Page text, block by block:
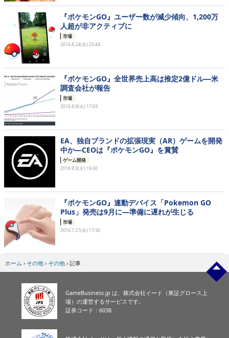
『ポケモンGO』ユーザー数が減少傾向、1,200万
人超が非アクティブに
市場
2016.8.24(水) 23:44
『ポケモンGO』全世界売上高は推定2億ドル―米
調査会社が報告
市場
2016.8.9(火) 17:03
EA、独自ブランドの拡張現実（AR）ゲームを開発
中か―CEOは『ポケモンGO』を賞賛
ゲーム開発
2016.8.3(水) 19:30
『ポケモンGO』連動デバイス「Pokemon GO
Plus」発売は9月に―準備に遅れが生じる
市場
2016.7.27(水) 17:30
ホーム › その他 › その他 › 記事
GameBusiness.jp は、株式会社イード（東証グロース上
場）の運営するサービスです。
証券コード：6038